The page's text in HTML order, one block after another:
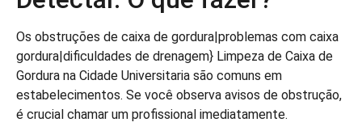
Os obstruções de caixa de gordura|problemas com caixa
gordura|dificuldades de drenagem} Limpeza de Caixa de
Gordura na Cidade Universitaria são comuns em
estabelecimentos. Se você observa avisos de obstrução,
é crucial chamar um profissional imediatamente.